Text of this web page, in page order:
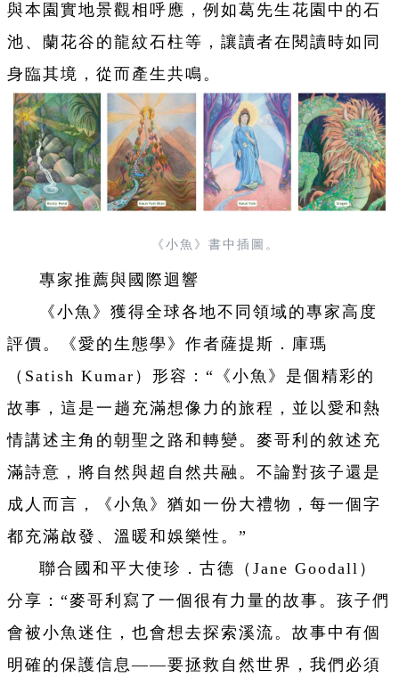
與本園實地景觀相呼應，例如葛先生花園中的石
池、蘭花谷的龍紋石柱等，讓讀者在閱讀時如同
身臨其境，從而產生共鳴。
《小魚》書中插圖。
專家推薦與國際迴響
《小魚》獲得全球各地不同領域的專家高度
評價。《愛的生態學》作者薩提斯．庫瑪
（Satish Kumar）形容：“《小魚》是個精彩的
故事，這是一趟充滿想像力的旅程，並以愛和熱
情講述主角的朝聖之路和轉變。麥哥利的敘述充
滿詩意，將自然與超自然共融。不論對孩子還是
成人而言，《小魚》猶如一份大禮物，每一個字
都充滿啟發、溫暖和娛樂性。”
聯合國和平大使珍．古德（Jane Goodall）
分享：“麥哥利寫了一個很有力量的故事。孩子們
會被小魚迷住，也會想去探索溪流。故事中有個
明確的保護信息——要拯救自然世界，我們必須